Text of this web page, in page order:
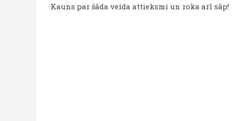
Kauns par šāda veida attieksmi un roka arī sāp!